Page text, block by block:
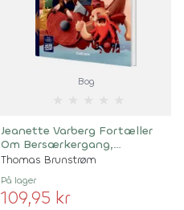
Bog
Jeanette Varberg Fortæller
Om Bersærkergang,
Plyndringer Og Danegæld
Thomas Brunstrøm
På lager
109,95 kr